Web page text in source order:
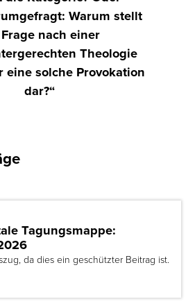
Warum stellt
nach einer
Theologie
eine solche Provokation
dar?“
Tagungsmappe:
da dies ein geschützter Beitrag ist.